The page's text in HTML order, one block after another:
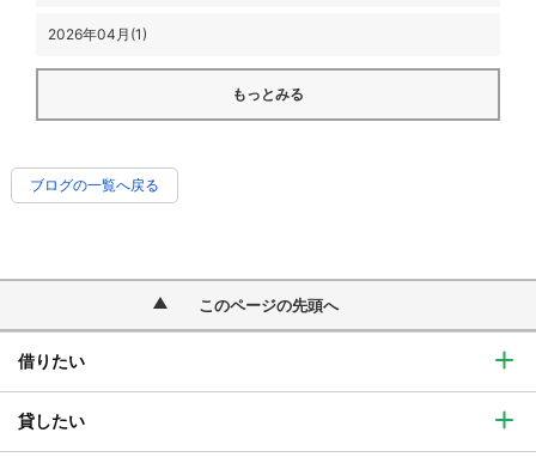
2026年04月(1)
もっとみる
ブログの一覧へ戻る
このページの先頭へ
借りたい
貸したい